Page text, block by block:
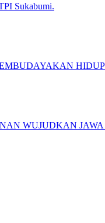
Sukabumi.
WUJUDKAN JAWA